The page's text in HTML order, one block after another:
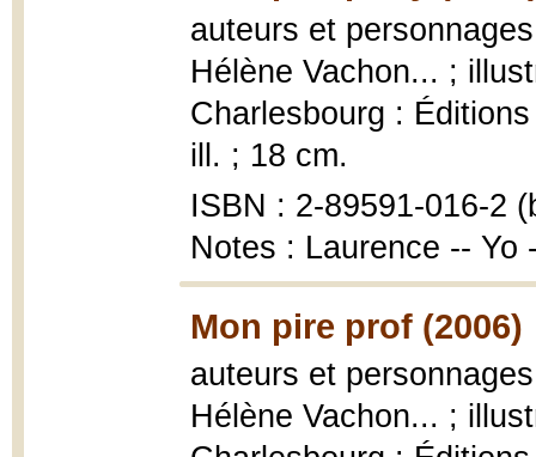
auteurs et
Hélène Vachon... ;
Charlesbourg :
ill. ; 18 cm.
ISBN : 2-89591-016-2
Notes : Laurence -- Yo
Mon pire prof (2006)
auteurs et
Hélène Vachon... ;